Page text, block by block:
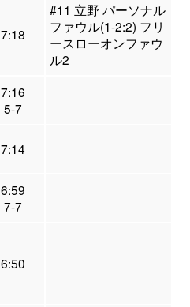
7:18
#11 立野 パーソナル
ファウル(1-2:2) フリ
ースローオンファウ
ル2
7:16
5-7
7:14
6:59
7-7
6:50